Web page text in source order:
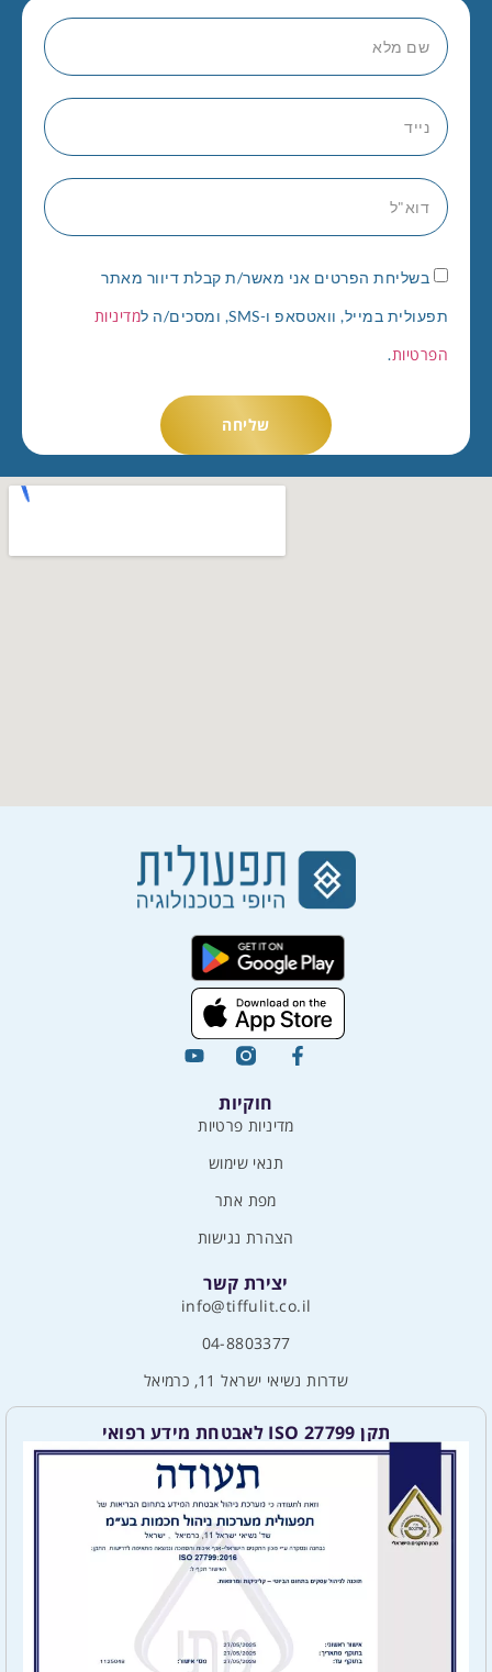
בשליחת הפרטים אני מאשר/ת קבלת דיוור מאתר
תפעולית במייל, וואטסאפ ו-SMS, ומסכים/ה ל
מדיניות
הפרטיות.
שליחה
חוקיות
מדיניות פרטיות
תנאי שימוש
מפת אתר
הצהרת נגישות
יצירת קשר
info@tiffulit.co.il
04-8803377
שדרות נשיאי ישראל 11, כרמיאל
תקן ISO 27799 לאבטחת מידע רפואי